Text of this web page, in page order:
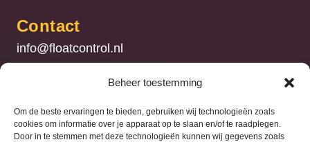
Beheer toestemming
Om de beste ervaringen te bieden, gebruiken wij technologieën zoals
cookies om informatie over je apparaat op te slaan en/of te raadplegen.
Door in te stemmen met deze technologieën kunnen wij gegevens zoals
Contact
info@floatcontrol.nl
+31 (0) 186 – 741740
Float Control
Met een luchtdrukwisselsysteem van Float